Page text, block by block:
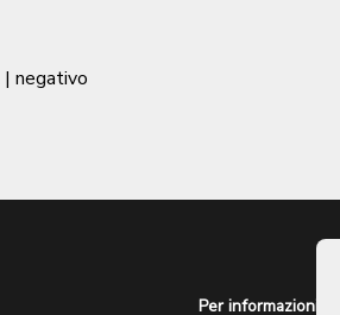
| negativo
Per informazioni: